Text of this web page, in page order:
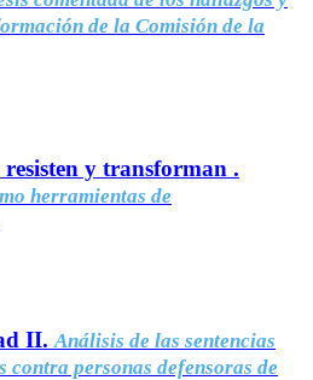
de la Comisión de la
y transforman .
herramientas de
II. Análisis de las sentencias
contra personas defensoras de